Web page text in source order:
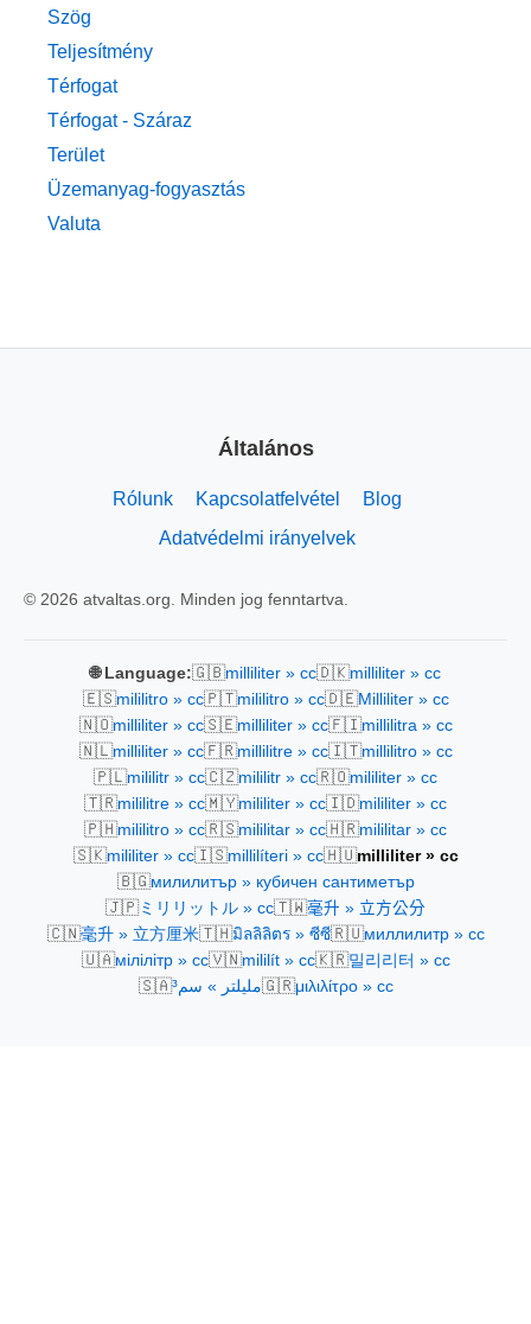
Szög
Teljesítmény
Térfogat
Térfogat - Száraz
Terület
Üzemanyag-fogyasztás
Valuta
Általános
Rólunk Kapcsolatfelvétel
Blog
Adatvédelmi irányelvek
© 2026 atvaltas.org. Minden jog fenntartva.
🌐 Language:🇬🇧milliliter » cc🇩🇰milliliter » cc
🇪🇸mililitro » cc🇵🇹mililitro » cc🇩🇪Milliliter » cc
🇳🇴milliliter » cc🇸🇪milliliter » cc🇫🇮millilitra » cc
🇳🇱milliliter » cc🇫🇷millilitre » cc🇮🇹millilitro » cc
🇵🇱mililitr » cc🇨🇿mililitr » cc🇷🇴mililiter » cc
🇹🇷mililitre » cc🇲🇾mililiter » cc🇮🇩mililiter » cc
🇵🇭mililitro » cc🇷🇸mililitar » cc🇭🇷mililitar » cc
🇸🇰mililiter » cc🇮🇸millilíteri » cc🇭🇺milliliter » cc
🇧🇬милилитър » кубичен сантиметър
🇯🇵ミリリットル » cc🇹🇼毫升 » 立方公分
🇨🇳毫升 » 立方厘米🇹🇭มิลลิลิตร » ซีซี🇷🇺миллилитр » cc
🇺🇦мілілітр » cc🇻🇳mililít » cc🇰🇷밀리리터 » cc
🇸🇦 مليلتر » سم³🇬🇷μιλιλίτρο » cc